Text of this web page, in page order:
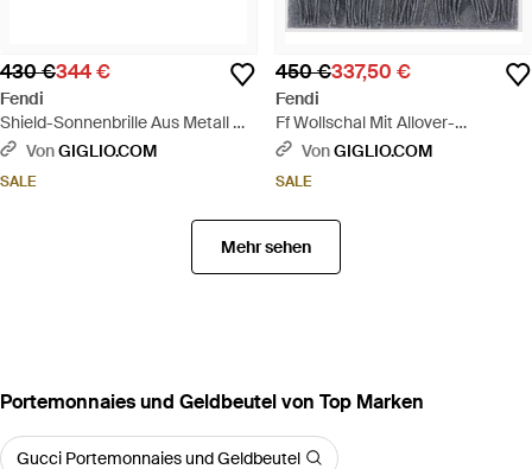
430 €344 €
Fendi
Shield-Sonnenbrille Aus Metall Mit
Ff-Monogramm - Rot
VonGIGLIO.COM
SALE
450 €337,50 €
Fendi
Ff Wollschal Mit Allover-
Monogramm - Grau
VonGIGLIO.COM
SALE
Mehr sehen
Portemonnaies und Geldbeutel von Top Marken
Gucci Portemonnaies und Geldbeutel